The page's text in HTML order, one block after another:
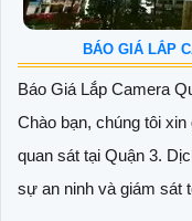
BÁO GIÁ LẮP
Báo Giá Lắp Camera
Chào bạn, chúng tôi
quan sát tại Quận 3.
sự an ninh và giám sát